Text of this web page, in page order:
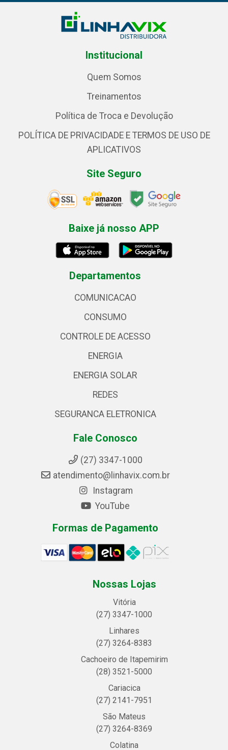
Institucional
Quem Somos
Treinamentos
Política de Troca e Devolução
POLÍTICA DE PRIVACIDADE E TERMOS DE USO DE
APLICATIVOS
Site Seguro
Baixe já nosso APP
Departamentos
COMUNICACAO
CONSUMO
CONTROLE DE ACESSO
ENERGIA
ENERGIA SOLAR
REDES
SEGURANCA ELETRONICA
Fale Conosco
(27) 3347-1000
atendimento@linhavix.com.br
Instagram
YouTube
Formas de Pagamento
Nossas Lojas
Vitória
(27) 3347-1000
Linhares
(27) 3264-8383
Cachoeiro de Itapemirim
(28) 3521-5000
Cariacica
(27) 2141-7951
São Mateus
(27) 3264-8369
Colatina